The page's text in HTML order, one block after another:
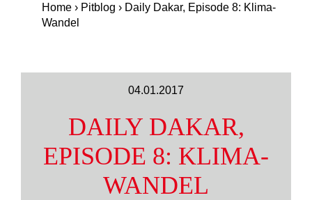
Home › Pitblog › Daily Dakar, Episode 8: Klima-
Wandel
04.01.2017
DAILY DAKAR,
EPISODE 8: KLIMA-
WANDEL